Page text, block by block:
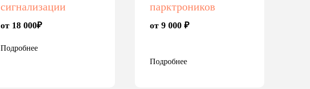
сигнализации
от 18 000₽
Подробнее
парктроников
от 9 000 ₽
Подробнее